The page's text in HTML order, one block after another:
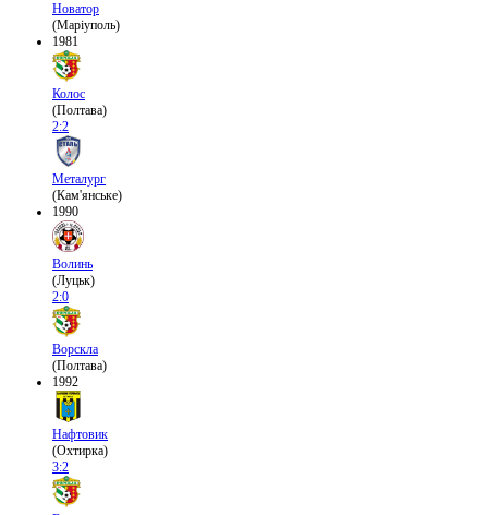
Новатор
(Маріуполь)
1981
Колос
(Полтава)
2:2
Металург
(Кам'янське)
1990
Волинь
(Луцьк)
2:0
Ворскла
(Полтава)
1992
Нафтовик
(Охтирка)
3:2